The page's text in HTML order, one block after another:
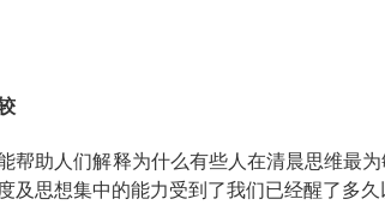
帮助人们解释为什么有些人在清晨思维最
及思想集中的能力受到了我们已经醒了多